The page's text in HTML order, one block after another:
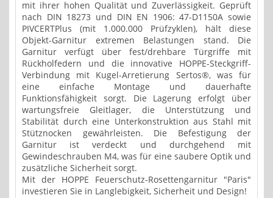
mit ihrer hohen Qualität und Zuverlässigkeit. Geprüft
nach DIN 18273 und DIN EN 1906: 47-D1150A sowie
PIVCERTPlus (mit 1.000.000 Prüfzyklen), hält diese
Objekt-Garnitur extremen Belastungen stand. Die
Garnitur verfügt über fest/drehbare Türgriffe mit
Rückholfedern und die innovative HOPPE-Steckgriff-
Verbindung mit Kugel-Arretierung Sertos®, was für
eine einfache Montage und dauerhafte
Funktionsfähigkeit sorgt. Die Lagerung erfolgt über
wartungsfreie Gleitlager, die Unterstützung und
Stabilität durch eine Unterkonstruktion aus Stahl mit
Stütznocken gewährleisten. Die Befestigung der
Garnitur ist verdeckt und durchgehend mit
Gewindeschrauben M4, was für eine saubere Optik und
zusätzliche Sicherheit sorgt.
Mit der HOPPE Feuerschutz-Rosettengarnitur "Paris"
investieren Sie in Langlebigkeit, Sicherheit und Design!